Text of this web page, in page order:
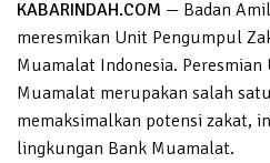
KABARINDAH.COM — Badan
meresmikan Unit Pengumpul
Muamalat Indonesia. Peresmian
Muamalat merupakan salah
memaksimalkan potensi zakat,
lingkungan Bank Muamalat.